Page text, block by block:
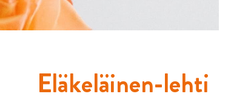
Eläkeläinen-lehti